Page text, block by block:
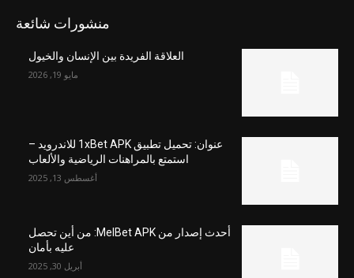
منشورات شائعة
العلاقة الفريدة بين الإنسان والخيول
مايو 19, 2026
عنوان: تحميل تطبيق 1xBet APK للاندرويد –
استمتع بالمراهنات الرياضية والألعاب
أغسطس 13, 2025
أحدث إصدار من MelBet APK: من أين تحصل
عليه بأمان
أبريل 30, 2025